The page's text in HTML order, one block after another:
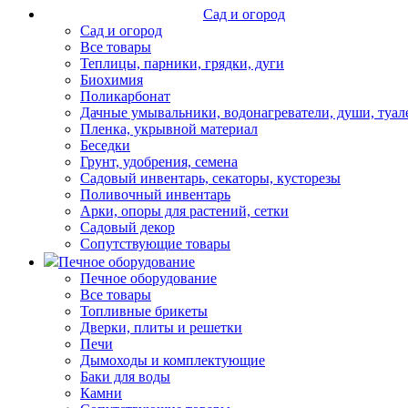
Сад и огород
Сад и огород
Все товары
Теплицы, парники, грядки, дуги
Биохимия
Поликарбонат
Дачные умывальники, водонагреватели, души,
Пленка, укрывной материал
Беседки
Грунт, удобрения, семена
Садовый инвентарь, секаторы, кусторезы
Поливочный инвентарь
Арки, опоры для растений, сетки
Садовый декор
Сопутствующие товары
Печное оборудование
Печное оборудование
Все товары
Топливные брикеты
Дверки, плиты и решетки
Печи
Дымоходы и комплектующие
Баки для воды
Камни